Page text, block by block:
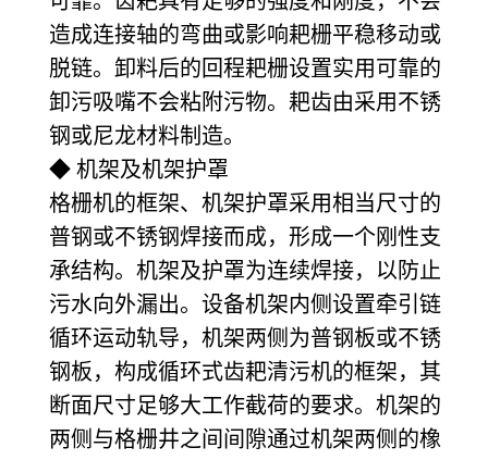
造成连接轴的弯曲或影响耙栅平稳移动或
脱链。卸料后的回程耙栅设置实用可靠的
卸污吸嘴不会粘附污物。耙齿由采用不锈
钢或尼龙材料制造。
◆ 机架及机架护罩
格栅机的框架、机架护罩采用相当尺寸的
普钢或不锈钢焊接而成，形成一个刚性支
承结构。机架及护罩为连续焊接，以防止
污水向外漏出。设备机架内侧设置牵引链
循环运动轨导，机架两侧为普钢板或不锈
钢板，构成循环式齿耙清污机的框架，其
断面尺寸足够大工作截荷的要求。机架的
两侧与格栅井之间间隙通过机架两侧的橡